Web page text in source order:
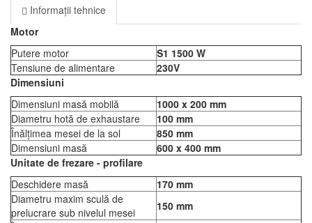
Informații tehnice
Motor
Putere motor
S1 1500 W
Tensiune de alimentare
230V
Dimensiuni
Dimensiuni masă mobilă
1000 x 200 mm
Diametru hotă de exhaustare
100 mm
Înălțimea mesei de la sol
850 mm
Dimensiuni masă
600 x 400 mm
Unitate de frezare - profilare
Deschidere masă
170 mm
Diametru maxim sculă de
prelucrare sub nivelul mesei
150 mm